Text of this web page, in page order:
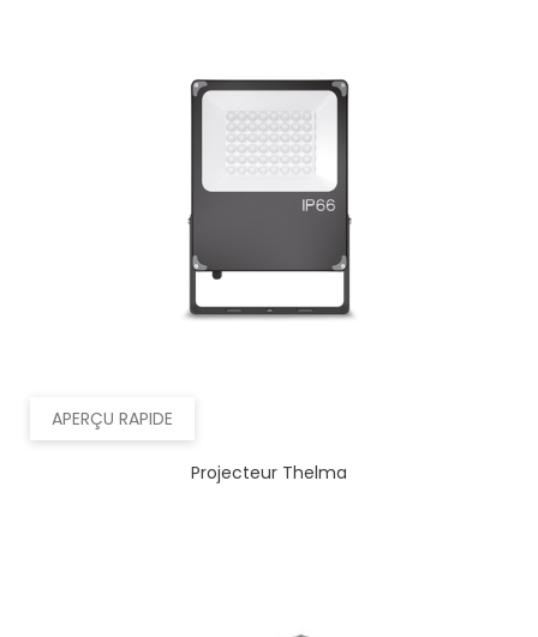
APERÇU RAPIDE
Projecteur Thelma